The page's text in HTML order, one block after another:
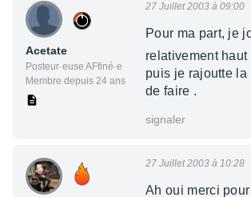
Acetate
Posteur·euse AFfiné·e
Membre depuis 24 ans
27 Juillet 2003 à 09:00
Pour ma part, je
relativement
puis je rajoutte la
de faire .
signaler
27 Juillet 2003 à 10:28
Ah oui merci